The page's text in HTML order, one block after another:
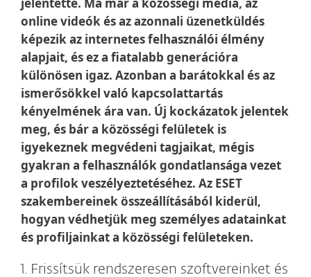
online videók és az azonnali üzenetküldés
képezik az internetes felhasználói élmény
alapjait, és ez a fiatalabb generációra
különösen igaz. Azonban a barátokkal és az
ismerősökkel való kapcsolattartás
kényelmének ára van. Új kockázatok jelentek
meg, és bár a közösségi felületek is
igyekeznek megvédeni tagjaikat, mégis
gyakran a felhasználók gondatlansága vezet
a profilok veszélyeztetéséhez. Az ESET
szakembereinek összeállításából kiderül,
hogyan védhetjük meg személyes adatainkat
és profiljainkat a közösségi felületeken.
1. Frissítsük rendszeresen szoftvereinket és